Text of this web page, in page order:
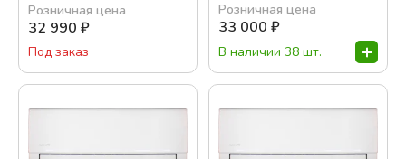
Розничная цена
32 990 ₽
Под заказ
Розничная цена
33 000 ₽
В наличии 38 шт.